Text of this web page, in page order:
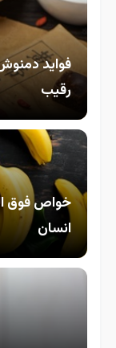
فواید
رقیب
خواص فوق
انسان